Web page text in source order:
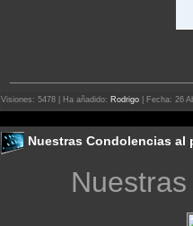
Visiones: 5478 | Ha añadido: Rodrigo| Fecha: 26
Nuestras Condolencias al